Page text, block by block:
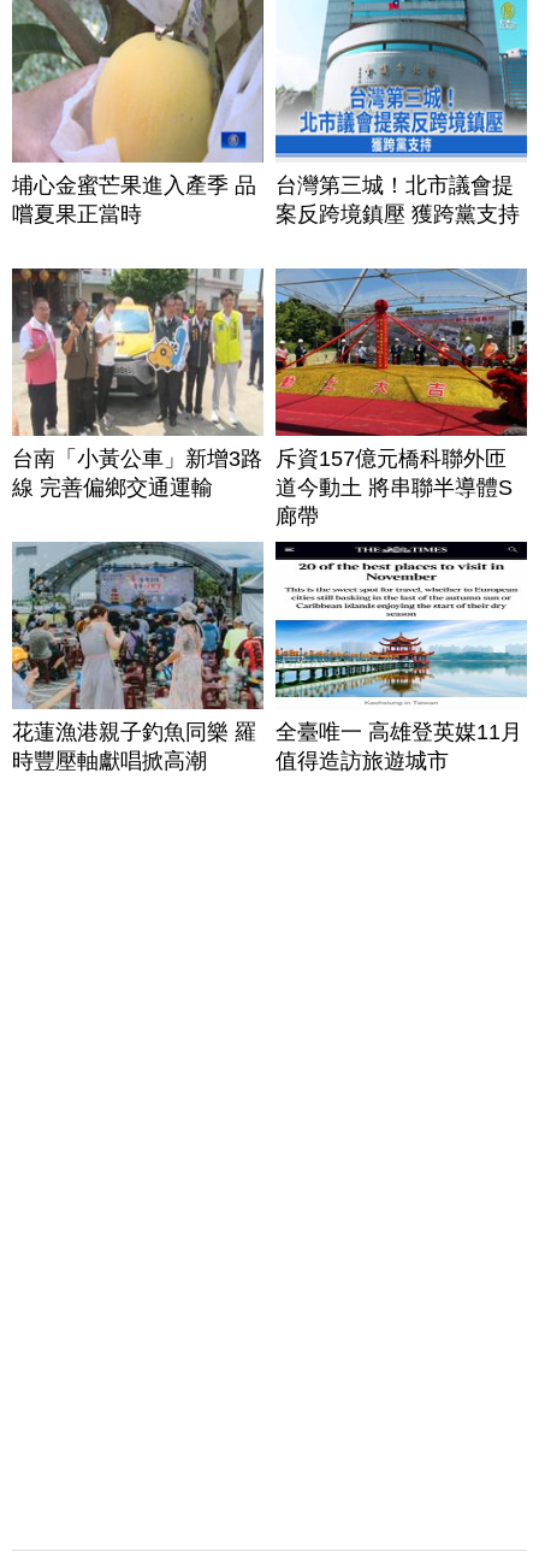
埔心金蜜芒果進入產季 品
嚐夏果正當時
台灣第三城！北市議會提
案反跨境鎮壓 獲跨黨支持
台南「小黃公車」新增3路
線 完善偏鄉交通運輸
斥資157億元橋科聯外匝
道今動土 將串聯半導體S
廊帶
花蓮漁港親子釣魚同樂 羅
時豐壓軸獻唱掀高潮
全臺唯一 高雄登英媒11月
值得造訪旅遊城市